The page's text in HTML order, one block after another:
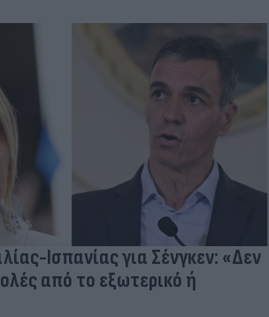
Ισπανίας για Σένγκεν: «Δεν
από το εξωτερικό ή